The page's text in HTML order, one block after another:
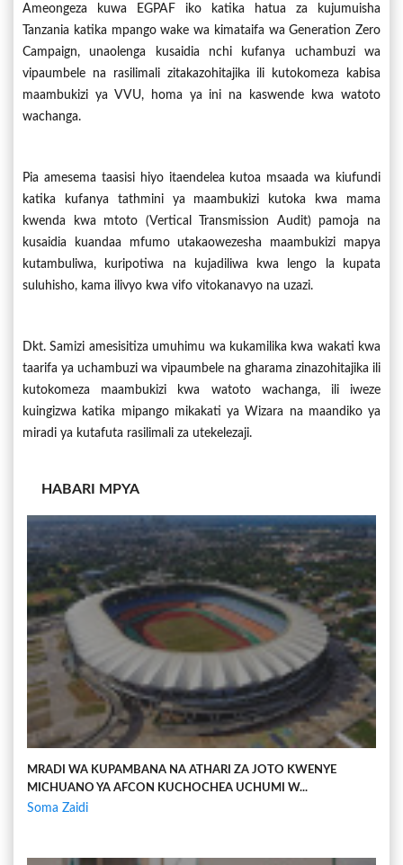
Ameongeza kuwa EGPAF iko katika hatua za kujumuisha
Tanzania katika mpango wake wa kimataifa wa Generation Zero
Campaign, unaolenga kusaidia nchi kufanya uchambuzi wa
vipaumbele na rasilimali zitakazohitajika ili kutokomeza kabisa
maambukizi ya VVU, homa ya ini na kaswende kwa watoto
wachanga.
Pia amesema taasisi hiyo itaendelea kutoa msaada wa kiufundi
katika kufanya tathmini ya maambukizi kutoka kwa mama
kwenda kwa mtoto (Vertical Transmission Audit) pamoja na
kusaidia kuandaa mfumo utakaowezesha maambukizi mapya
kutambuliwa, kuripotiwa na kujadiliwa kwa lengo la kupata
suluhisho, kama ilivyo kwa vifo vitokanavyo na uzazi.
Dkt. Samizi amesisitiza umuhimu wa kukamilika kwa wakati kwa
taarifa ya uchambuzi wa vipaumbele na gharama zinazohitajika ili
kutokomeza maambukizi kwa watoto wachanga, ili iweze
kuingizwa katika mipango mikakati ya Wizara na maandiko ya
miradi ya kutafuta rasilimali za utekelezaji.
HABARI MPYA
MRADI WA KUPAMBANA NA ATHARI ZA JOTO KWENYE
MICHUANO YA AFCON KUCHOCHEA UCHUMI W...
Soma Zaidi